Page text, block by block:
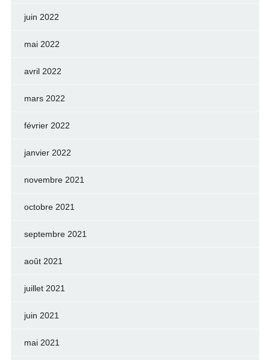
juin 2022
mai 2022
avril 2022
mars 2022
février 2022
janvier 2022
novembre 2021
octobre 2021
septembre 2021
août 2021
juillet 2021
juin 2021
mai 2021